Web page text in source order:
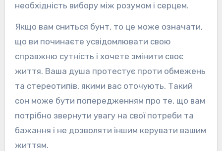
необхідність вибору між розумом і серцем.
Якщо вам сниться бунт, то це може означати,
що ви починаєте усвідомлювати свою
справжню сутність і хочете змінити своє
життя. Ваша душа протестує проти обмежень
та стереотипів, якими вас оточують. Такий
сон може бути попередженням про те, що вам
потрібно звернути увагу на свої потреби та
бажання і не дозволяти іншим керувати вашим
життям.